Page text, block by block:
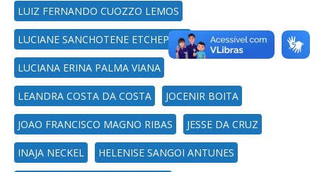
LUIZ FERNANDO CUOZZO LEMOS
LUCIANE SANCHOTENE ETCHEPARE
LUCIANA ERINA PALMA VIANA
LEANDRA COSTA DA COSTA JOCENIR BOITA
JOAO FRANCISCO MAGNO RIBAS JESSE DA CRUZ
INAJA NECKEL HELENISE SANGOI ANTUNES